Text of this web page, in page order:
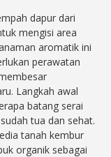
dapur dari
mengisi area
aromatik ini
perawatan
Langkah awal
batang serai
tua dan sehat.
tanah kembur
organik sebagai